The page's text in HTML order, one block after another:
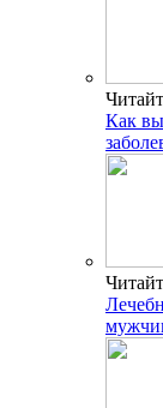
Как